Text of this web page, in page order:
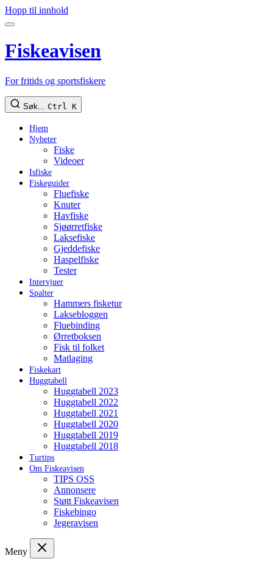
Hopp til innhold
Fiskeavisen
For fritids og sportsfiskere
Søk... Ctrl K
Hjem
Nyheter
Fiske
Videoer
Isfiske
Fiskeguider
Fluefiske
Knuter
Havfiske
Sjøørretfiske
Laksefiske
Gjeddefiske
Haspelfiske
Tester
Intervjuer
Spalter
Hammers fisketur
Laksebloggen
Fluebinding
Ørretboksen
Fisk til folket
Matlaging
Fiskekart
Huggtabell
Huggtabell 2023
Huggtabell 2022
Huggtabell 2021
Huggtabell 2020
Huggtabell 2019
Huggtabell 2018
Turtips
Om Fiskeavisen
TIPS OSS
Annonsere
Støtt Fiskeavisen
Fiskebingo
Jegeravisen
Meny